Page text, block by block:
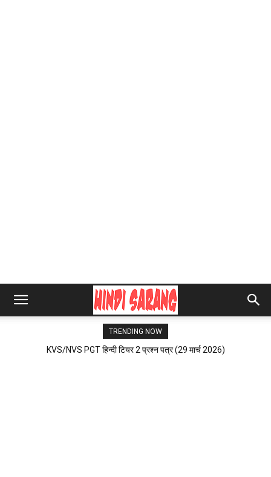
TRENDING NOW
KVS/NVS PGT हिन्दी टियर 2 प्रश्न पत्र (29 मार्च 2026)